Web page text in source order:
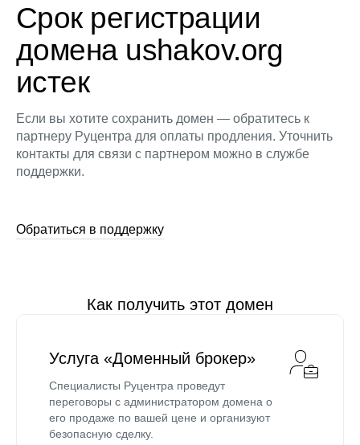
Срок регистрации
домена ushakov.org
истек
Если вы хотите сохранить домен — обратитесь к
партнеру Руцентра для оплаты продления. Уточнить
контакты для связи с партнером можно в службе
поддержки.
Обратиться в поддержку
Как получить этот домен
Услуга «Доменный брокер»
Специалисты Руцентра проведут
переговоры с администратором домена о
его продаже по вашей цене и организуют
безопасную сделку.